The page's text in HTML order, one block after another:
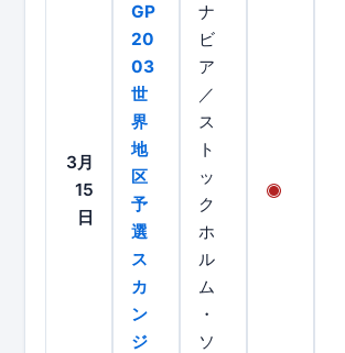
3月
15
日
GP
20
03
世
界
地
区
予
選
ス
カ
ン
ジ
ナ
ビ
ア
／
ス
ト
ッ
ク
ホ
ル
ム
・
ソ